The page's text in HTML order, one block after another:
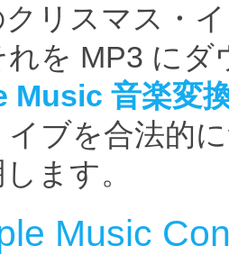
リスマス・
を MP3 に
Music 音楽変
イブを合法的
ます。
Music